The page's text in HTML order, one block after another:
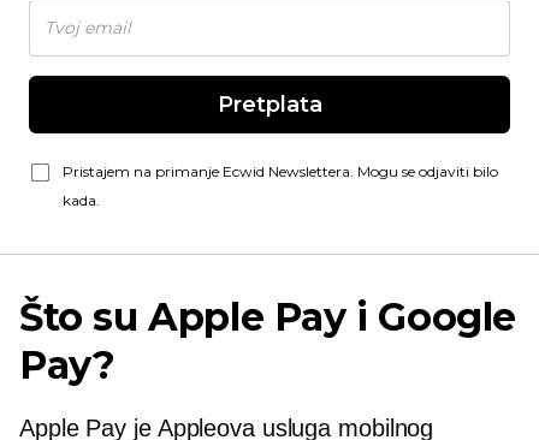
Pretplata
Pristajem na primanje Ecwid Newslettera. Mogu se odjaviti bilo
kada.
Što su Apple Pay i Google
Pay?
Apple Pay je Appleova usluga mobilnog